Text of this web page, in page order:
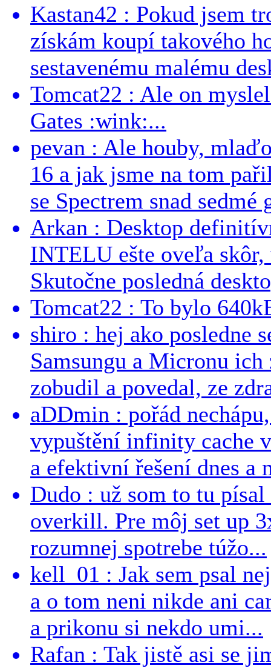
Kastan42 : Pokud jsem
získám koupí takového
sestavenému malému
Tomcat22 : Ale on
Gates :wink:...
pevan : Ale houby,
16 a jak jsme na tom
se Spectrem snad sedmé
Arkan : Desktop
INTELU ešte oveľa
Skutočne posledná
Tomcat22 : To bylo
shiro : hej ako posledne
Samsungu a Micronu
zobudil a povedal, ze
aDDmin : pořád
vypuštění infinity cache
a efektivní řešení dnes a
Dudo : už som to tu
overkill. Pre môj set up
rozumnej spotrebe túžo...
kell_01 : Jak sem psal
a o tom neni nikde ani
a prikonu si nekdo umi...
Rafan : Tak jistě asi se